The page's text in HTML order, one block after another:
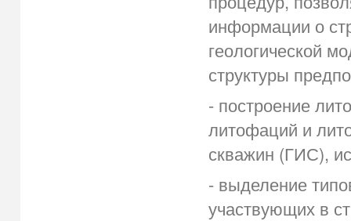
информации о
геологической
структуры
- построение
литофаций и
скважин (ГИС),
- выделение
участвующих в